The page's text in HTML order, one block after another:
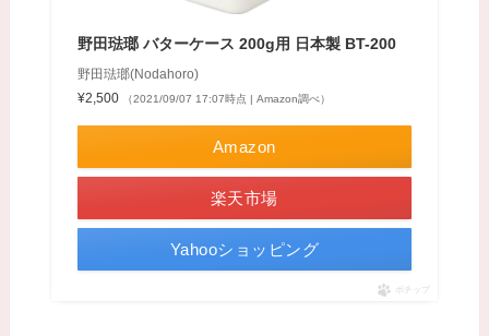
野田琺瑯 バターケース 200g用 日本製 BT-200
野田琺瑯(Nodahoro)
¥2,500
（2021/09/07 17:07時点 | Amazon調べ）
Amazon
楽天市場
Yahooショッピング
ポチップ